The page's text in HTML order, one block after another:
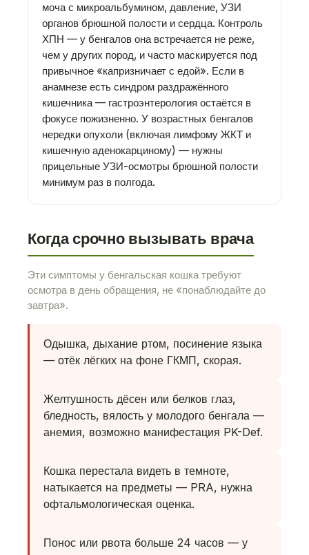
моча с микроальбумином, давление, УЗИ
органов брюшной полости и сердца. Контроль
ХПН — у бенгалов она встречается не реже,
чем у других пород, и часто маскируется под
привычное «капризничает с едой». Если в
анамнезе есть синдром раздражённого
кишечника — гастроэнтерология остаётся в
фокусе пожизненно. У возрастных бенгалов
нередки опухоли (включая лимфому ЖКТ и
кишечную аденокарциному) — нужны
прицельные УЗИ-осмотры брюшной полости
минимум раз в полгода.
Когда срочно вызывать врача
Эти симптомы у бенгальская кошка требуют
осмотра в день обращения, не «понаблюдайте до
завтра».
Одышка, дыхание ртом, посинение языка
— отёк лёгких на фоне ГКМП, скорая.
Желтушность дёсен или белков глаз,
бледность, вялость у молодого бенгала —
анемия, возможно манифестация PK-Def.
Кошка перестала видеть в темноте,
натыкается на предметы — PRA, нужна
офтальмологическая оценка.
Понос или рвота больше 24 часов — у